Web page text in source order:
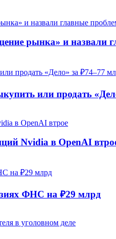
рынка» и назвали
или продать
Nvidia в OpenAI
ФНС на ₽29 млрд